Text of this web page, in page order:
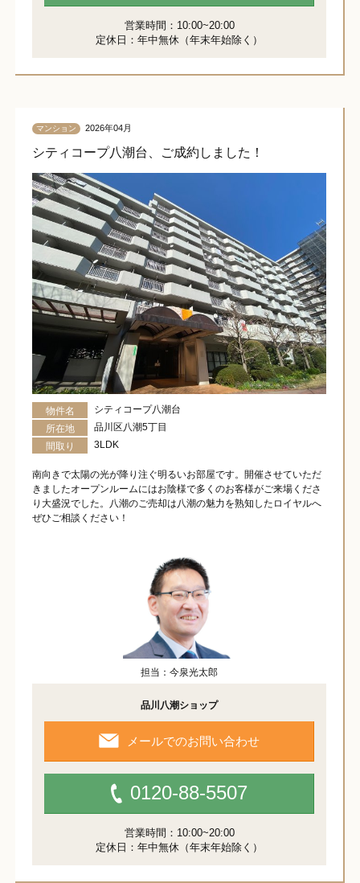
営業時間：10:00~20:00
定休日：年中無休（年末年始除く）
マンション 2026年04月
シティコープ八潮台、ご成約しました！
物件名
シティコープ八潮台
所在地
品川区八潮5丁目
間取り
3LDK
南向きで太陽の光が降り注ぐ明るいお部屋です。開催させていただ
きましたオープンルームにはお陰様で多くのお客様がご来場くださ
り大盛況でした。八潮のご売却は八潮の魅力を熟知したロイヤルへ
ぜひご相談ください！
担当：今泉光太郎
品川八潮ショップ
メールでのお問い合わせ
0120-88-5507
営業時間：10:00~20:00
定休日：年中無休（年末年始除く）